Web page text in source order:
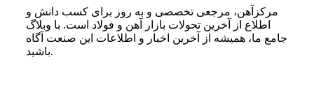
مرکزآهن، مرجعی تخصصی و به روز برای کسب دانش و
اطلاع از آخرین تحولات بازار آهن و فولاد است. با وبلاگ
جامع ما، همیشه از آخرین اخبار و اطلاعات این صنعت آگاه
باشید.